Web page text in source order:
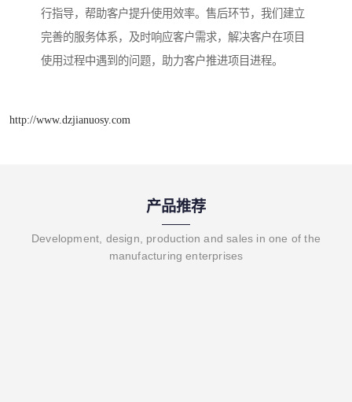
行指导，帮助客户提升使用效率。售后环节，我们建立
完善的服务体系，及时响应客户需求，解决客户在项目
使用过程中遇到的问题，助力客户推进项目进程。
http://www.dzjianuosy.com
产品推荐
Development, design, production and sales in one of the
manufacturing enterprises